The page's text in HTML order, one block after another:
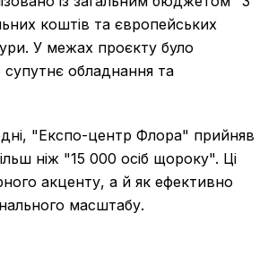
коштів та європейських
У межах проєкту було
обладнання та
"Експо-центр Флора" прийняв
ніж "15 000 осіб щороку". Ці
акценту, а й як ефективно
масштабу.